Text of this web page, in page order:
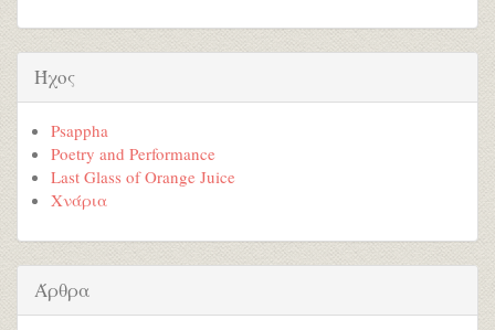
Ήχος
Psappha
Poetry and Performance
Last Glass of Orange Juice
Χνάρια
Άρθρα